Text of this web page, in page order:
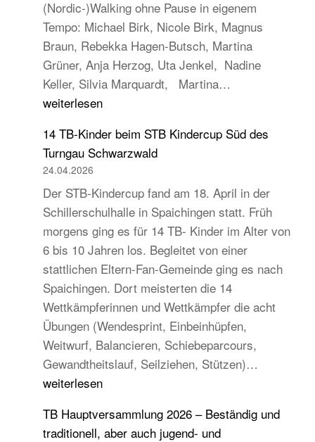
(Nordic-)Walking ohne Pause in eigenem
Tempo: Michael Birk, Nicole Birk, Magnus
Braun, Rebekka Hagen-Butsch, Martina
Grüner, Anja Herzog, Uta Jenkel, Nadine
Keller, Silvia Marquardt, Martina…
Laufabzeichen
weiterlesen
14 TB-Kinder beim STB Kindercup Süd des
Turngau Schwarzwald
24.04.2026
Der STB-Kindercup fand am 18. April in der
Schillerschulhalle in Spaichingen statt. Früh
morgens ging es für 14 TB- Kinder im Alter von
6 bis 10 Jahren los. Begleitet von einer
stattlichen Eltern-Fan-Gemeinde ging es nach
Spaichingen. Dort meisterten die 14
Wettkämpferinnen und Wettkämpfer die acht
Übungen (Wendesprint, Einbeinhüpfen,
Weitwurf, Balancieren, Schiebeparcours,
Gewandtheitslauf, Seilziehen, Stützen)…
beim
weiterlesen
TB Hauptversammlung 2026 – Beständig und
traditionell, aber auch jugend- und